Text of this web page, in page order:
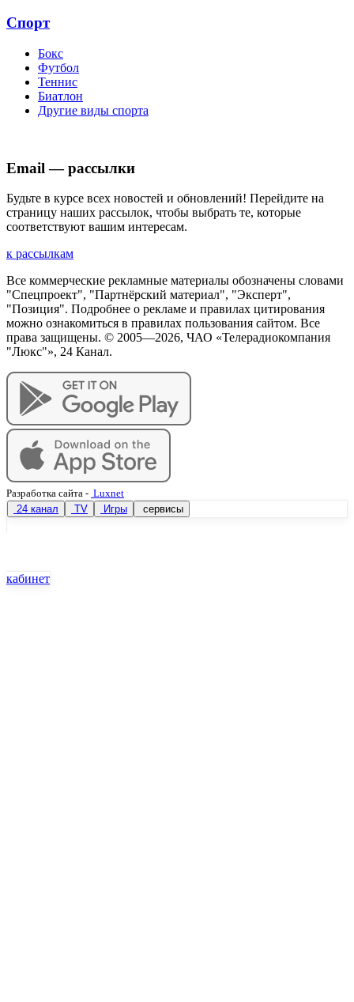
Спорт
Бокс
Футбол
Теннис
Биатлон
Другие виды спорта
Email — рассылки
Будьте в курсе всех новостей и обновлений! Перейдите на
страницу наших рассылок, чтобы выбрать те, которые
соответствуют вашим интересам.
к рассылкам
Все коммерческие рекламные материалы обозначены словами
"Спецпроект", "Партнёрский материал", "Эксперт",
"Позиция". Подробнее о рекламе и правилах цитирования
можно ознакомиться в правилах пользования сайтом. Все
права защищены. © 2005—2026, ЧАО «Телерадиокомпания
"Люкс"», 24 Канал.
Разработка сайта - Luxnet
24 канал
TV Игры сервисы
кабинет